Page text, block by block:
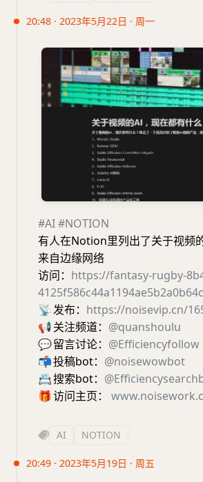
20:48 · 2023年5月22日 · 周一
#AI#NOTION
有人在Notion里列出了关于视频
来自边缘网络
访问： https://fantasy-rugby-
📡发布： https://noisevip.cn/
📢关注频道： @quanshoulu
💬留言讨论： @Efficiencyfollow
📬投稿bot： @noisewowbot
📇搜索bot：
🎁访问主页：
AI NOTION
20:49 · 2023年5月19日 · 周五